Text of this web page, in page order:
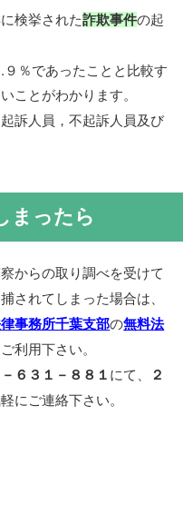
検挙された詐欺事件の起
％であったことと比較す
ことがわかります。
訴人員，不起訴人員及び
まったら
からの取り調べを受けて
されてしまった場合は、
事務所千葉支部の無料法
利用下さい。
６３１－８８１ にて、
２
にご連絡下さい。